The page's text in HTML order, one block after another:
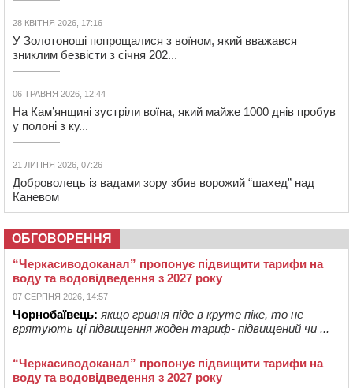
28 КВІТНЯ 2026, 17:16
У Золотоноші попрощалися з воїном, який вважався
зниклим безвісти з січня 202...
06 ТРАВНЯ 2026, 12:44
На Кам’янщині зустріли воїна, який майже 1000 днів пробув
у полоні з ку...
21 ЛИПНЯ 2026, 07:26
Доброволець із вадами зору збив ворожий “шахед” над
Каневом
ОБГОВОРЕННЯ
“Черкасиводоканал” пропонує підвищити тарифи на
воду та водовідведення з 2027 року
07 СЕРПНЯ 2026, 14:57
Чорнобаївець: якщо гривня піде в круте піке, то не
врятують ці підвищення жоден тариф- підвищений чи ...
“Черкасиводоканал” пропонує підвищити тарифи на
воду та водовідведення з 2027 року